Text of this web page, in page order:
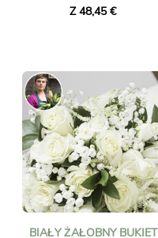
Z 48,45 €
BIAŁY ŻAŁOBNY BUKIET